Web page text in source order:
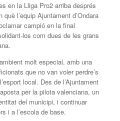
en la Lliga Pro2 arriba després
què l’equip Ajuntament d’Ondara
campió en la final
los com dues de les grans
molt especial, amb una
que no van voler perdre’s
local. Des de l’Ajuntament
per la pilota valenciana, un
del municipi, i continuar
i a l’escola de base.